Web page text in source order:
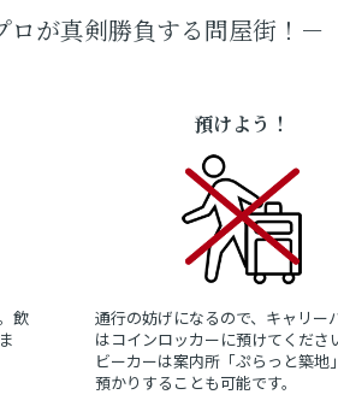
ロが真剣勝負する問屋街！－
飲
預けよう！
通行の妨げになるので、キャリー
はコインロッカーに預けてくださ
ビーカーは案内所「ぷらっと築地
預かりすることも可能です。